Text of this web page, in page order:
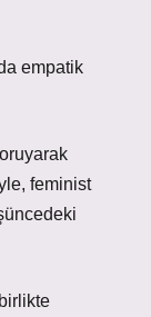
empatik
feminist